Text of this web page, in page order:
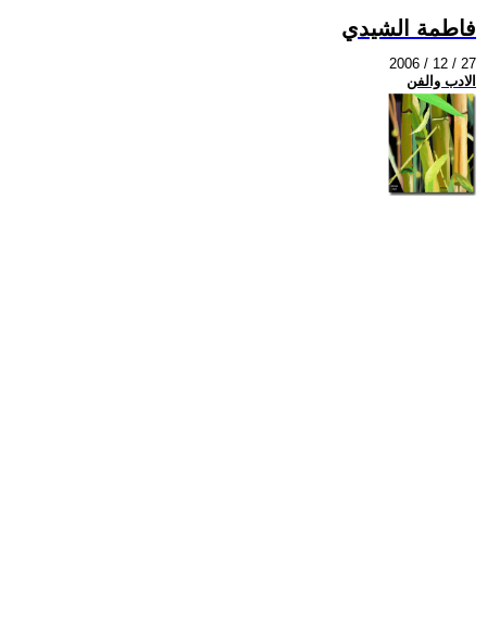
فاطمة الشيدي
2006 / 12 / 27
الادب والفن